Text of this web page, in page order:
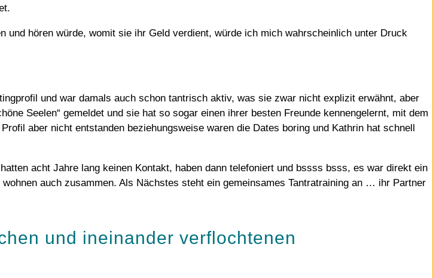
und hören würde, womit sie ihr Geld verdient, würde ich mich wahrscheinlich unter Druck
und war damals auch schon tantrisch aktiv, was sie zwar nicht explizit erwähnt, aber
Seelen“ gemeldet und sie hat so sogar einen ihrer besten Freunde kennengelernt, mit dem
aber nicht entstanden beziehungsweise waren die Dates boring und Kathrin hat schnell
acht Jahre lang keinen Kontakt, haben dann telefoniert und bssss bsss, es war direkt ein
auch zusammen. Als Nächstes steht ein gemeinsames Tantratraining an … ihr Partner
und ineinander verflochtenen